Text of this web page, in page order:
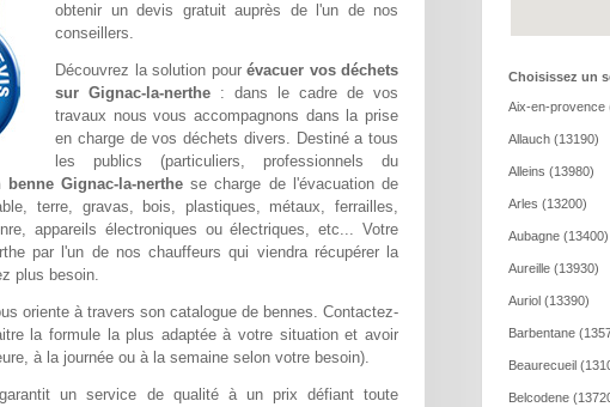
obtenir un devis gratuit auprès de l'un de nos
conseillers.
Découvrez la solution pour évacuer vos déchets
sur Gignac-la-nerthe : dans le cadre de vos
travaux nous vous accompagnons dans la prise
en charge de vos déchets divers. Destiné a tous
les publics (particuliers, professionnels du
benne Gignac-la-nerthe se charge de l'évacuation de
terre, gravas, bois, plastiques, métaux, ferrailles,
appareils électroniques ou électriques, etc... Votre
par l'un de nos chauffeurs qui viendra récupérer la
plus besoin.
oriente à travers son catalogue de bennes. Contactez-
la formule la plus adaptée à votre situation et avoir
à la journée ou à la semaine selon votre besoin).
un service de qualité à un prix défiant toute
Choisissez un
Aix-en-provence
Allauch (13190)
Alleins (13980)
Arles (13200)
Aubagne (13400)
Aureille (13930)
Auriol (13390)
Barbentane
Beaurecueil
Belcodene